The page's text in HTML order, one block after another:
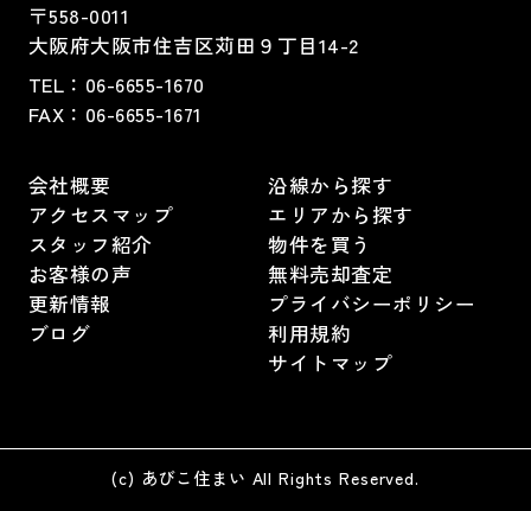
〒558-0011
大阪府大阪市住吉区苅田９丁目14-2
TEL： 06-6655-1670
FAX： 06-6655-1671
会社概要
アクセスマップ
スタッフ紹介
お客様の声
更新情報
ブログ
沿線から探す
エリアから探す
物件を買う
無料売却査定
プライバシーポリシー
利用規約
サイトマップ
(c) あびこ住まい All Rights Reserved.